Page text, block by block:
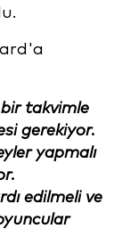
bir takvimle
gerekiyor.
yapmalı
edilmeli ve